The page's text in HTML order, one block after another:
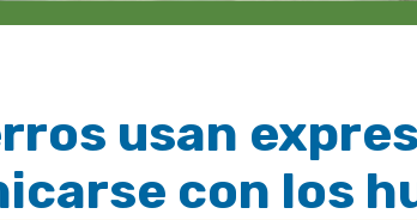
usan
con los